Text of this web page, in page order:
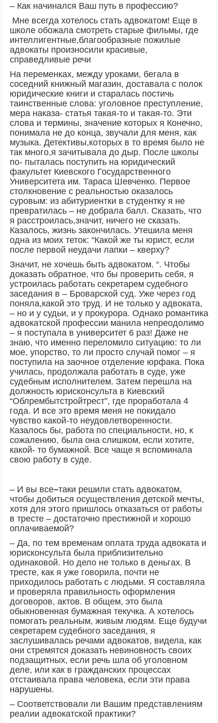
– Как начинался Ваш путь в профессию?
Мне всегда хотелось стать адвокатом! Еще в
школе обожала смотреть старые фильмы, где
интеллигентные,благообразные пожилые
адвокаты произносили красивые,
справедливые речи
На переменках, между уроками, бегала в
соседний книжный магазин, доставала с полок
юридические книги и старалась постичь
таинственные слова: уголовное преступление,
мера наказа- статья такая-то и такая-то. Эти
слова и термины, значение которых я Конечно,
понимала не до конца, звучали для меня, как
музыка. Детективы,которых в то время было не
так много,я зачитывала до дыр. После школы
по- пыталась поступить на юридический
факультет Киевского Государственного
Университета им. Тараса Шевченко. Первое
столкновение с реальностью оказалось
суровым: из абитуриентки в студентку я не
превратилась – не добрала балл. Сказать, что
я расстроилась,значит, ничего не сказать.
Казалось, жизнь закончилась. Утешила меня
одна из моих теток: “Какой же ты юрист, если
после первой неудачи лапки – кверху?
Значит, не хочешь быть адвокатом. “. Чтобы
доказать обратное, что бы проверить себя, я
устроилась работать секретарем судебного
заседания в – Броварской суд. Уже через год
поняла,какой это труд. И не только у адвоката,
– но и у судьи, и у прокурора. Однако романтика
адвокатской профессии манила непреодолимо
– я поступала в университет 6 раз! Даже не
знаю, что именно переломило ситуацию: то ли
мое, упорство, то ли просто случай помог – я
поступила на заочное отделение юрфака. Пока
училась, продолжала работать в суде, уже
судебным исполнителем. Затем перешла на
должность юрисконсульта в Киевский
“Облрeмбытстройтрест”, где проработала 4
года. И все это время меня не покидало
чувство какой-то неудовлетворенности.
Казалось бы, работа по специальности, но, к
сожалению, была она слишком, если хотите,
какой- то бумажной. Все чаще я вспоминала
свою работу в суде.
– И вы все–таки решили стать адвокатом,
чтобы добиться осуществления детской мечты,
хотя для этого пришлось отказаться от работы
в тресте – достаточно престижной и хорошо
оплачиваемой?
– Да, по тем временам оплата труда адвоката и
юрисконсульта была приблизительно
одинаковой. Но дело не только в деньгах. В
тресте, как я уже говорила, почти не
приходилось работать с людьми. Я составляла
и проверяла правильность оформления
договоров, актов. В общем, это была
обыкновенная бумажная текучка. А хотелось
помогать реальным, живым людям. Еще будучи
секретарем судебного заседания, я
заслушивалась речами адвокатов, видела, как
они стремятся доказать невиновность своих
подзащитных, если речь шла об уголовном
деле, или как в гражданских процессах
отстаивала права человека, если эти права
нарушены.
– Соответствовали ли Вашим представлениям
реалии адвокатской практики?